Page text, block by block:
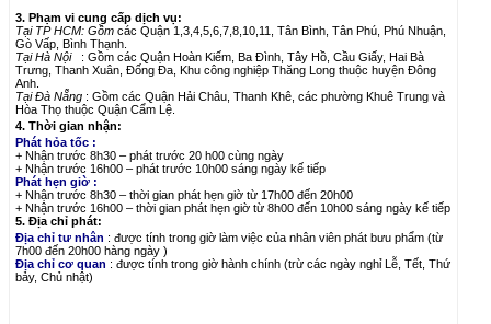
3. Phạm vi cung cấp dịch vụ:
Tại TP HCM: Gồm các Quận 1,3,4,5,6,7,8,10,11, Tân Bình, Tân Phú, Phú Nhuận,
Gò Vấp, Bình Thạnh.
Tại Hà Nội: Gồm các Quận Hoàn Kiếm, Ba Đình, Tây Hồ, Cầu Giấy, Hai Bà
Trưng, Thanh Xuân, Đống Đa, Khu công nghiệp Thăng Long thuộc huyện Đông
Anh.
Tại Đà Nẵng : Gồm các Quận Hải Châu, Thanh Khê, các phường Khuê Trung và
Hòa Thọ thuộc Quận Cẩm Lệ.
4. Thời gian nhận:
Phát hỏa tốc :
+ Nhận trước 8h30 – phát trước 20 h00 cùng ngày
+ Nhận trước 16h00 – phát trước 10h00 sáng ngày kế tiếp
Phát hẹn giờ :
+ Nhận trước 8h30 – thời gian phát hẹn giờ từ 17h00 đến 20h00
+ Nhận trước 16h00 – thời gian phát hẹn giờ từ 8h00 đến 10h00 sáng ngày kế tiếp
5. Địa chỉ phát:
Địa chỉ tư nhân : được tính trong giờ làm việc của nhân viên phát bưu phẩm (từ
7h00 đến 20h00 hàng ngày )
Địa chỉ cơ quan : được tính trong giờ hành chính (trừ các ngày nghỉ Lễ, Tết, Thứ
bảy, Chủ nhật)